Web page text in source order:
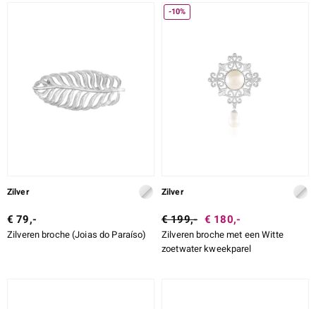
Zilver
€ 79,-
Zilveren broche (Joias do Paraíso)
-10%
Zilver
€ 199,- € 180,-
Zilveren broche met een Witte
zoetwater kweekparel